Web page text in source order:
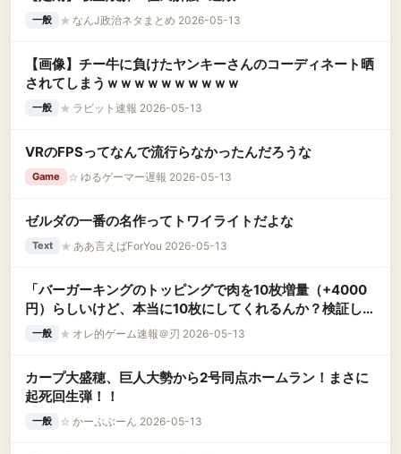
一般 ★ なんJ政治ネタまとめ 2026-05-13
【画像】チー牛に負けたヤンキーさんのコーディネート晒
されてしまうｗｗｗｗｗｗｗｗｗｗ
一般 ★ ラビット速報 2026-05-13
VRのFPSってなんで流行らなかったんだろうな
Game ☆ ゆるゲーマー遅報 2026-05-13
ゼルダの一番の名作ってトワイライトだよな
Text ★ ああ言えばForYou 2026-05-13
「バーガーキングのトッピングで肉を10枚増量（+4000
円）らしいけど、本当に10枚にしてくれるんか？検証して
みるわ」 → 凄すぎる物が出てくるｗｗｗｗｗｗ
一般 ★ オレ的ゲーム速報＠刃 2026-05-13
カープ大盛穂、巨人大勢から2号同点ホームラン！まさに
起死回生弾！！
一般 ☆ かーぷぶーん 2026-05-13